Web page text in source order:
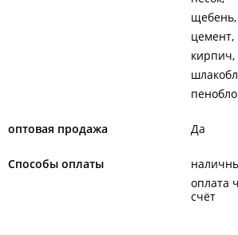
щебень
цемент
кирпич
оптовая продажа Да
Способы оплаты
оплата
счёт